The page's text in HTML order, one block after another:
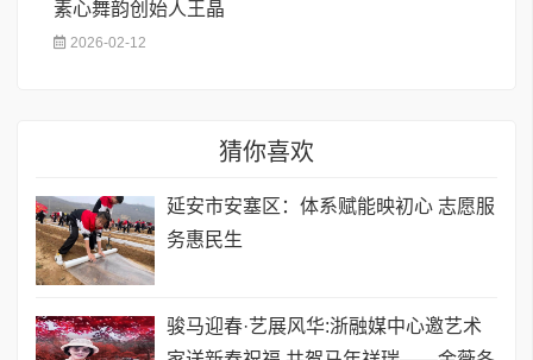
素心舞韵创始人王晶
2026-02-12
猜你喜欢
延安市安塞区：体系赋能映初心 志愿服
务惠民生
骏马迎春·艺展风华:浙融媒中心邀艺术